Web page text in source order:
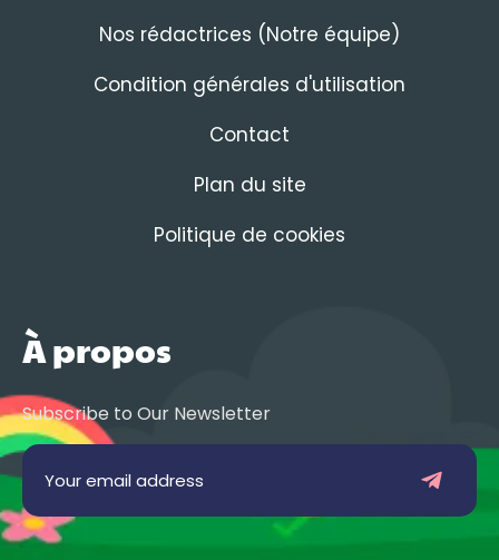
Nos rédactrices (Notre équipe)
Condition générales d'utilisation
Contact
Plan du site
Politique de cookies
À propos
Subscribe to Our Newsletter